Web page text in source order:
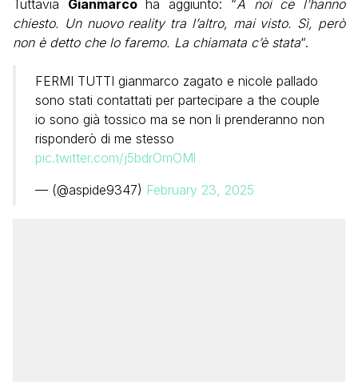
Tuttavia Gianmarcoha aggiunto: “A noi ce l’hanno
chiesto. Un nuovo reality tra l’altro, mai visto. Sì, però
non è detto che lo faremo. La chiamata c’è stata“.
FERMI TUTTI gianmarco zagato e nicole pallado
sono stati contattati per partecipare a the couple
io sono già tossico ma se non li prenderanno non
risponderò di me stesso
pic.twitter.com/j5bdrOmOMl
— (@aspide9347) February 23, 2025